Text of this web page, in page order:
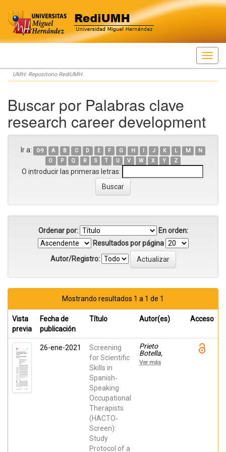
Skip
navigation
UMH: Repositorio RediUMH
Buscar por Palabras clave
research career development
Ir a: 0-9 A B C D E F G H I J K L M
N
O
P Q R S T U V W X Y Z
O introducir las primeras letras:
Ordenar por:
En orden:
Resultados por página
Autor/Registro:
Mostrando resultados 1 a 1 de 1
Vista
previa
Fecha de
publicación
Título Autor(es) Acceso
26-ene-2021
Screening
for Scientific
Skills in
Spanish‐
Speaking
Occupational
Therapists
(HACTO‐
Screen):
Study
Protocol of a
Prieto
Botella,
Daniel;
Fernández
Ver más